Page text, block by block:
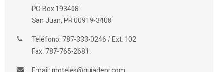
PO Box 193408
San Juan, PR 00919-3408
Teléfono: 787-333-0246 / Ext. 102
Fax: 787-765-2681.
Email: moteles@guiadepr.com